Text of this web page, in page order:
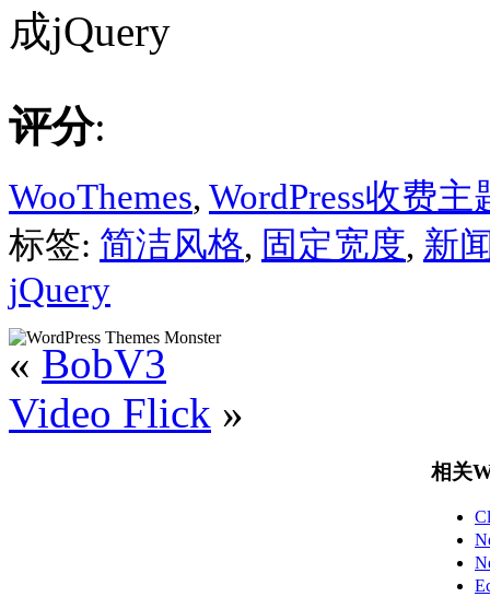
成jQuery
评分:
WooThemes, WordPress收费主
标签: 简洁风格, 固定宽度, 新
jQuery
« BobV3
Video Flick »
相关